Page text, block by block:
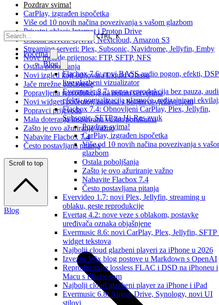
CTRL K
Početna
Blog
Flacbox 7.6: novi BASS audio pogon, efekti,
live glazbeni vizualizator
Evermusic 8.7: prava reprodukcija bez pauza,
efekti, normalizacija glasnoće, redizajnirani
Flacbox 7.4: Obnovljeni CarPlay, Plex, Jellyfin,
Subsonic, SFTP za Hi-Res zvuk
Pozdrav svima!
CarPlay, izgrađen ispočetka
Više od 10 novih načina povezivanja s
glazbom
Ostala poboljšanja
Zašto je ovo ažuriranje važno
Nabavite Flacbox 7.4
Često postavljana pitanja
Evervideo 1.7: novi Plex, Jellyfin, streaming u
oblaku, geste reprodukcije
Evertag 4.2: nove veze s oblakom, postavke
uređivača oznaka objašnjene
Evermusic 8.6: novi CarPlay, Plex, Jellyfin, SFTP
widget tekstova
Najbolji cloud glazbeni playeri za iPhone u 2026
Izvezite Wix blog postove u Markdown s OpenAI
Reproducirajte lossless FLAC i DSD na iPhoneu i
Macu s Flacboxom
Najbolji cloud glazbeni player za iPhone i iPad
Evermusic 6.8: Aliyun Drive, Synology, novi UI
stilovi
Pozdrav svima!
CarPlay, izgrađen ispočetka
Više od 10 novih načina povezivanja s vašom glazbom
Privatni oblaci: Internxt i Proton Drive
Osobni serveri: QNAP, Nextcloud, Amazon S3
Streaming serveri: Plex, Subsonic, Navidrome, Jellyfin, Emby
Nove metode prijenosa: FTP, SFTP, NFS
Ostala poboljšanja
Novi izgled koji odgovara Liquid Glassu
Jače mrežne biblioteke
Popravljena reprodukcija na nekim serverima
Novi widgeti početnog zaslona s boljim osvježavanjem
Popravci prijevoda
Mala doteranja inspirirana vašim porukama
Zašto je ovo ažuriranje važno
Nabavite Flacbox 7.4
Često postavljana pitanja
Scroll to top
Blog